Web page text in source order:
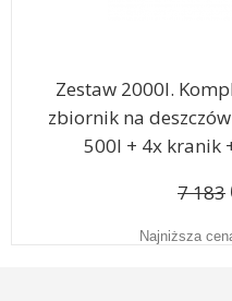
Zestaw 2000l.
zbiornik na
500l + 4x kranik
7 183
Najniższa